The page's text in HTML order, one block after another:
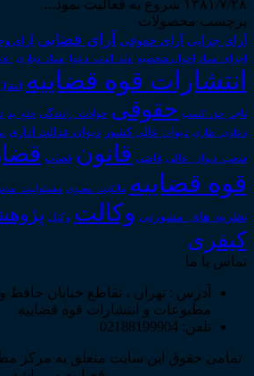
۱۳۸۱/۷/۲۸ شروع به فعالیت نمود...
برچسب محصولات
آرای جزایی آرای حقوقی آرای قضایی آرای
اجرای اسناد احوال شخصیه ادله_اثبات_دعوا اسناد_تجاری
انتشارات قوه قضاییه
تاجر حق_کسب حقوقی حوادث_رانندگی خلع_ید
دعاوی_طاری دیوان عالی کشور دیوان عدالت اداری
شعب_دیوان_عالی قاضی قانون قضات
قوه قضاییه مالکیت_معنوی
نظریه_های_مشورتی وکالت وکیل
کیفری
تماس با ما
آدرس : تهران ، تقاطع خیابان حافظ
مطبوعات و انتشارات قوه قضاییه
تلفن: 02188199904
تمامی حقوق این سایت متعلق به مرکز